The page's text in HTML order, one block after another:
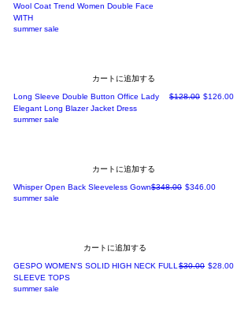
Wool Coat Trend Women Double Face
WITH
summer sale
カートに追加する
Long Sleeve Double Button Office Lady
Elegant Long Blazer Jacket Dress
通常価格
$128.00 セール価格
$126.00
summer sale
カートに追加する
Whisper Open Back Sleeveless Gown通常価格
$348.00 セール価格
$346.00
summer sale
カートに追加する
GESPO WOMEN'S SOLID HIGH NECK FULL
SLEEVE TOPS
通常価格
$30.00 セール価格
$28.00
summer sale